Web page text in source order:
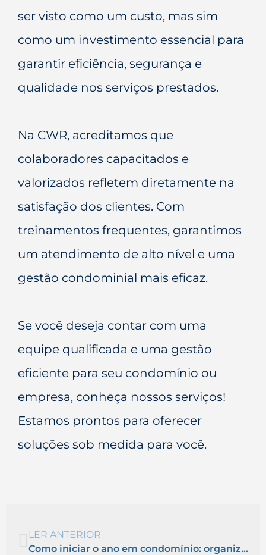
ser visto como um custo, mas sim
como um investimento essencial para
garantir eficiência, segurança e
qualidade nos serviços prestados.
Na CWR, acreditamos que
colaboradores capacitados e
valorizados refletem diretamente na
satisfação dos clientes. Com
treinamentos frequentes, garantimos
um atendimento de alto nível e uma
gestão condominial mais eficaz.
Se você deseja contar com uma
equipe qualificada e uma gestão
eficiente para seu condomínio ou
empresa, conheça nossos serviços!
Estamos prontos para oferecer
soluções sob medida para você.
LER ANTERIOR
Como iniciar o ano em condomínio: organização, planejamento e harmonia